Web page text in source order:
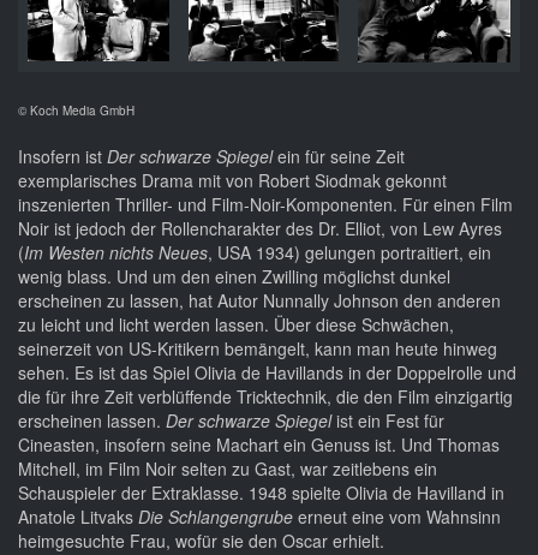
© Koch Media GmbH
Insofern ist Der schwarze Spiegelein für seine Zeit
exemplarisches Drama mit von Robert Siodmak gekonnt
inszenierten Thriller- und Film-Noir-Komponenten. Für einen Film
Noir ist jedoch der Rollencharakter des Dr. Elliot, von Lew Ayres
(Im Westen nichts Neues, USA 1934) gelungen portraitiert, ein
wenig blass. Und um den einen Zwilling möglichst dunkel
erscheinen zu lassen, hat Autor Nunnally Johnson den anderen
zu leicht und licht werden lassen. Über diese Schwächen,
seinerzeit von US-Kritikern bemängelt, kann man heute hinweg
sehen. Es ist das Spiel Olivia de Havillands in der Doppelrolle und
die für ihre Zeit verblüffende Tricktechnik, die den Film einzigartig
erscheinen lassen. Der schwarze Spiegelist ein Fest für
Cineasten, insofern seine Machart ein Genuss ist. Und Thomas
Mitchell, im Film Noir selten zu Gast, war zeitlebens ein
Schauspieler der Extraklasse. 1948 spielte Olivia de Havilland in
Anatole Litvaks Die Schlangengrube erneut eine vom Wahnsinn
heimgesuchte Frau, wofür sie den Oscar erhielt.